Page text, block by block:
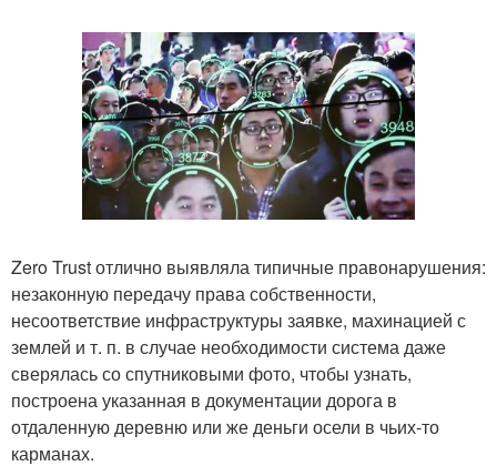
Zero Trust отлично выявляла типичные правонарушения:
незаконную передачу права собственности,
несоответствие инфраструктуры заявке, махинацией с
землей и т. п. в случае необходимости система даже
сверялась со спутниковыми фото, чтобы узнать,
построена указанная в документации дорога в
отдаленную деревню или же деньги осели в чьих-то
карманах.